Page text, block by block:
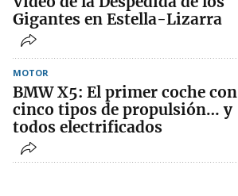
Gigantes en Estella-Lizarra
MOTOR
BMW X5: El primer coche con
cinco tipos de propulsión… y
todos electrificados